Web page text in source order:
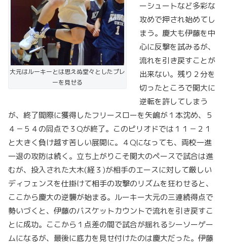
大元はルーキーとは思えぬ堂々としたプレ
ーを見せる
ーシュートなど多彩な
攻めで押され始めてし
まう。慶大も伊藤を中
心に反撃を試みるが、
流れを引き戻すことが
出来ない。残り２分を
切ったところで関大に
逆転を許してしまう
が、終了間際に獲得したフリースローを矢嶋が１本沈め、５
４－５４の同点で３Qが終了。このピリオドでは１１－２１
と大きく負け越す苦しい展開に。４Qになっても、両校一進
一退の攻防は続く。立ち上がりこそ関大のペースで試合は進
むが、投入された大木(経３)が相手のエースに対して厳しい
ディフェンスを仕掛けて相手の攻撃のリズムを狂わせると、
ここから慶大の逆襲が始まる。ルーキー大元の三連続得点で
勢いづくと、伊藤のバスケットカウントで流れを引き戻すこ
とに成功。ここから１点差の間で試合が揺れるシーソーゲー
ムになるが、最後に底力を見せ付けたのは慶大だった。伊藤